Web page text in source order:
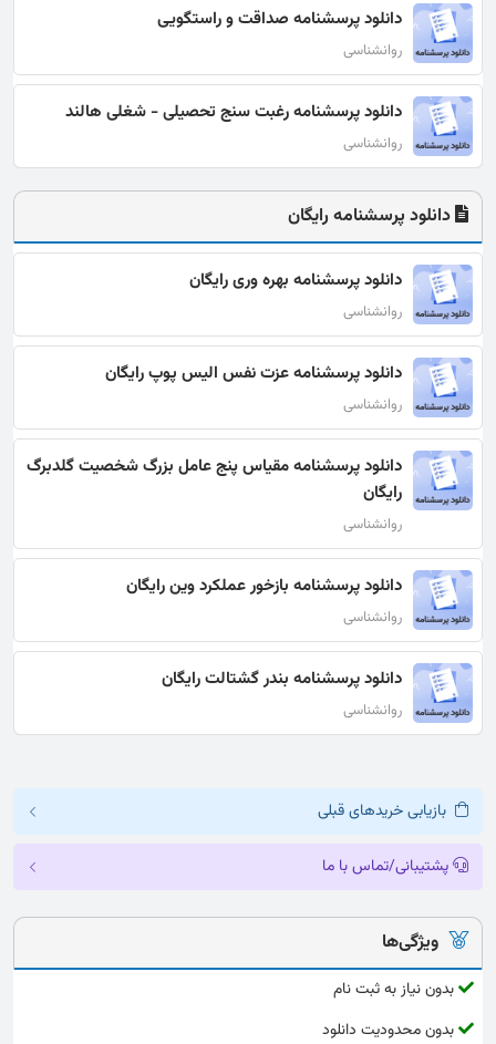
دانلود پرسشنامه صداقت و راستگویی
روانشناسی
دانلود پرسشنامه رغبت سنج تحصیلی - شغلی هالند
روانشناسی
دانلود پرسشنامه رایگان
دانلود پرسشنامه بهره وری رایگان
روانشناسی
دانلود پرسشنامه عزت نفس الیس پوپ رایگان
روانشناسی
دانلود پرسشنامه مقیاس پنج عامل بزرگ شخصیت گلدبرگ
رایگان
روانشناسی
دانلود پرسشنامه بازخور عملکرد وین رایگان
روانشناسی
دانلود پرسشنامه بندر گشتالت رایگان
روانشناسی
بازیابی خریدهای قبلی
پشتیبانی/تماس با ما
ویژگی‌ها
بدون نیاز به ثبت نام
بدون محدودیت دانلود